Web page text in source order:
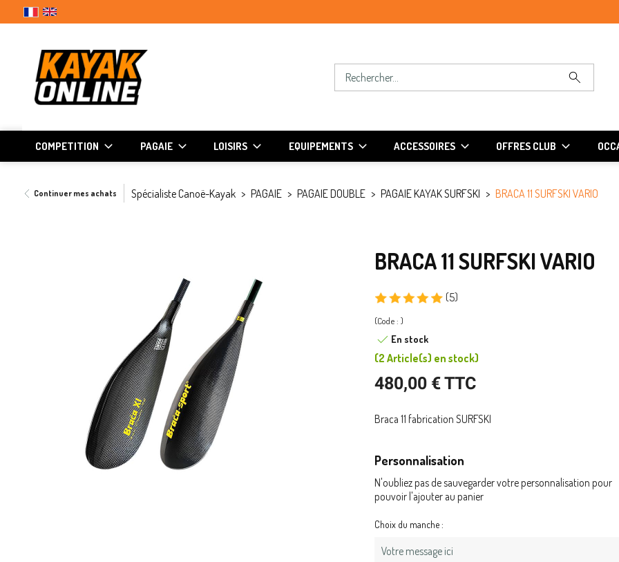
COMPETITION PAGAIE LOISIRS EQUIPEMENTS ACCESSOIRES OFFRES CLUB
Continuer mes achats Spécialiste Canoë-Kayak PAGAIE PAGAIE DOUBLE PAGAIE KAYAK SURFSKI BRACA 11 SURFSKI VARIO
BRACA 11 SURFSKI VARIO
(5)
(Code : )
En stock
(2 Article(s) en stock)
480,00 € TTC
Braca 11 fabrication SURFSKI
Personnalisation
N'oubliez pas de sauvegarder votre personnalisation pour
pouvoir l'ajouter au panier
Choix du manche :